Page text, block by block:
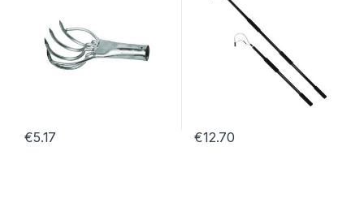
€5.17 €12.70